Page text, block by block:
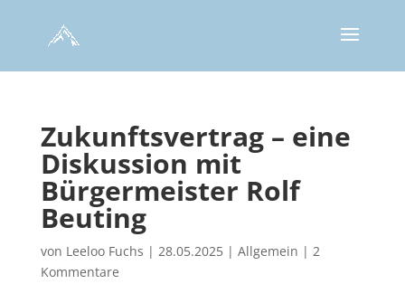
Zukunftsvertrag – eine
Diskussion mit
Bürgermeister Rolf
Beuting
von Leeloo Fuchs | 28.05.2025| Allgemein | 2
Kommentare